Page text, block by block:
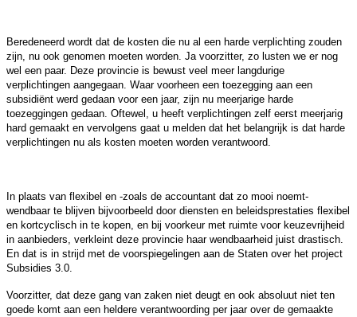
Beredeneerd wordt dat de kosten die nu al een harde verplichting zouden
zijn, nu ook genomen moeten worden. Ja voorzitter, zo lusten we er nog
wel een paar. Deze provincie is bewust veel meer langdurige
verplichtingen aangegaan. Waar voorheen een toezegging aan een
subsidiënt werd gedaan voor een jaar, zijn nu meerjarige harde
toezeggingen gedaan. Oftewel, u heeft verplichtingen zelf eerst meerjarig
hard gemaakt en vervolgens gaat u melden dat het belangrijk is dat harde
verplichtingen nu als kosten moeten worden verantwoord.
In plaats van flexibel en -zoals de accountant dat zo mooi noemt-
wendbaar te blijven bijvoorbeeld door diensten en beleidsprestaties flexibel
en kortcyclisch in te kopen, en bij voorkeur met ruimte voor keuzevrijheid
in aanbieders, verkleint deze provincie haar wendbaarheid juist drastisch.
En dat is in strijd met de voorspiegelingen aan de Staten over het project
Subsidies 3.0.
Voorzitter, dat deze gang van zaken niet deugt en ook absoluut niet ten
goede komt aan een heldere verantwoording per jaar over de gemaakte